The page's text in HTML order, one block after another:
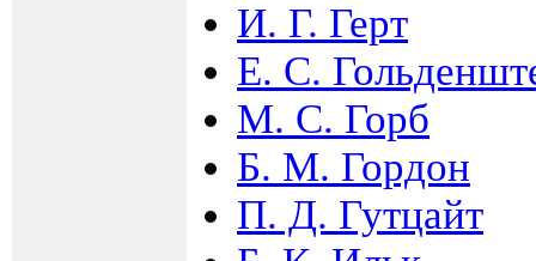
И. Г. Герт
Е. С.
М. С. Горб
Б. М. Гордон
П. Д. Гутцайт